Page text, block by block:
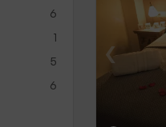
6
1
5
6
‹